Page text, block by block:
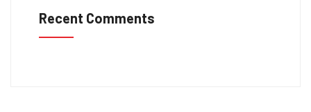
Recent Comments